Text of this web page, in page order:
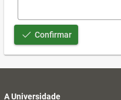
Confirmar
A Universidade